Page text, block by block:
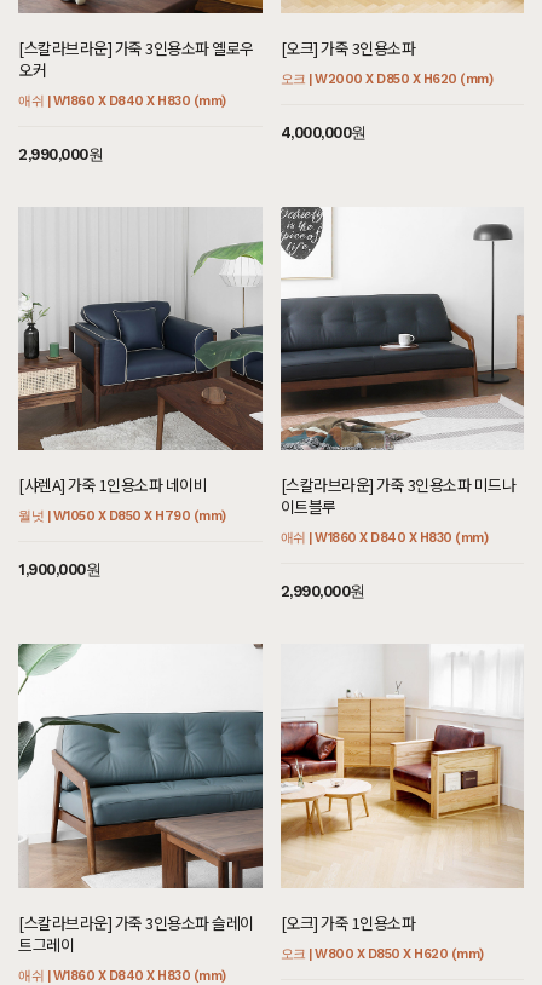
[스칼라브라운] 가죽 3인용소파 옐로우
오커
애쉬 | W1860 X D840 X H830 (mm)
2,990,000원
[오크] 가죽 3인용소파
오크 | W2000 X D850 X H620 (mm)
4,000,000원
[샤렌A] 가죽 1인용소파 네이비
월넛 | W1050 X D850 X H790 (mm)
1,900,000원
[스칼라브라운] 가죽 3인용소파 미드나
이트블루
애쉬 | W1860 X D840 X H830 (mm)
2,990,000원
[스칼라브라운] 가죽 3인용소파 슬레이
트그레이
애쉬 | W1860 X D840 X H830 (mm)
[오크] 가죽 1인용소파
오크 | W800 X D850 X H620 (mm)